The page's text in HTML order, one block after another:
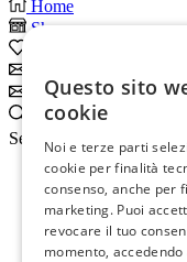
Home
Shop
Subscribe
Search
Search input
Questo sito
cookie
Noi e terze parti
cookie per finalità
consenso, anche per
marketing. Puoi
revocare il tuo
momento,